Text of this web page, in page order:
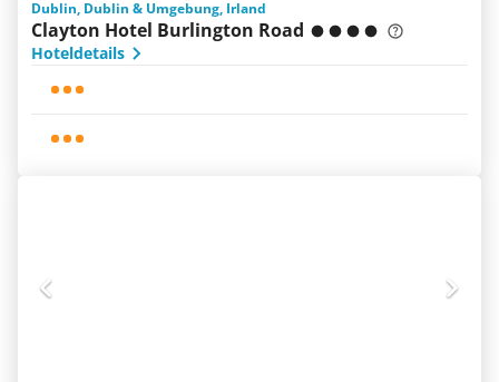
Dublin, Dublin & Umgebung, Irland
Clayton Hotel Burlington Road
Hoteldetails